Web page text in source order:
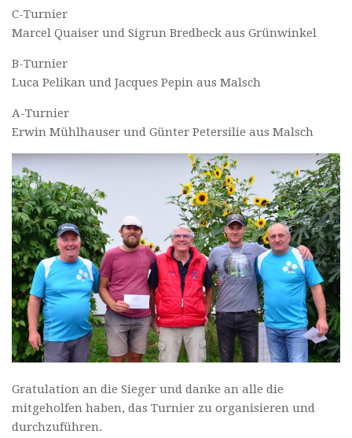
C-Turnier
Marcel Quaiser und Sigrun Bredbeck aus Grünwinkel
B-Turnier
Luca Pelikan und Jacques Pepin aus Malsch
A-Turnier
Erwin Mühlhauser und Günter Petersilie aus Malsch
Gratulation an die Sieger und danke an alle die
mitgeholfen haben, das Turnier zu organisieren und
durchzuführen.